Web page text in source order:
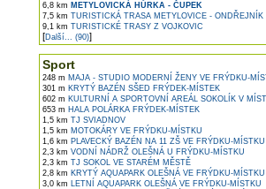
6,8 km METYLOVICKÁ HŮRKA - ČUPEK
7,5 km TURISTICKÁ TRASA METYLOVICE - ONDŘEJNÍK
9,1 km TURISTICKÉ TRASY Z VOJKOVIC
[Další... (90)]
Sport
248 m MAJA - STUDIO MODERNÍ ŽENY VE FRÝDKU-
301 m KRYTÝ BAZÉN SŠED FRÝDEK-MÍSTEK
602 m KULTURNÍ A SPORTOVNÍ AREÁL SOKOLÍK V
653 m HALA POLÁRKA FRÝDEK-MÍSTEK
1,5 km TJ SVIADNOV
1,5 km MOTOKÁRY VE FRÝDKU-MÍSTKU
1,6 km PLAVECKÝ BAZÉN NA 11 ZŠ VE FRÝDKU-MÍSTKU
2,3 km VODNÍ NÁDRŽ OLEŠNÁ U FRÝDKU-MÍSTKU
2,3 km TJ SOKOL VE STARÉM MĚSTĚ
2,8 km KRYTÝ AQUAPARK OLEŠNÁ VE FRÝDKU-MÍSTKU
3,0 km LETNÍ AQUAPARK OLEŠNÁ VE FRÝDKU-MÍSTKU